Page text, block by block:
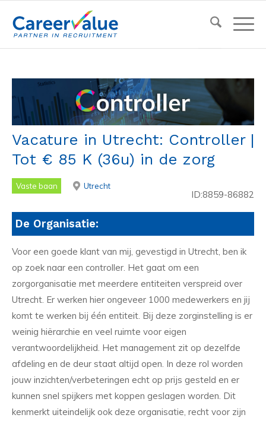
Vacature in Utrecht: Controller |
Tot € 85 K (36u) in de zorg
Vaste baan Utrecht
ID:8859-86882
De Organisatie:
Voor een goede klant van mij, gevestigd in Utrecht, ben ik
op zoek naar een controller. Het gaat om een
zorgorganisatie met meerdere entiteiten verspreid over
Utrecht. Er werken hier ongeveer 1000 medewerkers en jij
komt te werken bij één entiteit. Bij deze zorginstelling is er
weinig hiërarchie en veel ruimte voor eigen
verantwoordelijkheid. Het management zit op dezelfde
afdeling en de deur staat altijd open. In deze rol worden
jouw inzichten/verbeteringen echt op prijs gesteld en er
kunnen snel spijkers met koppen geslagen worden. Dit
kenmerkt uiteindelijk ook deze organisatie, recht voor zijn